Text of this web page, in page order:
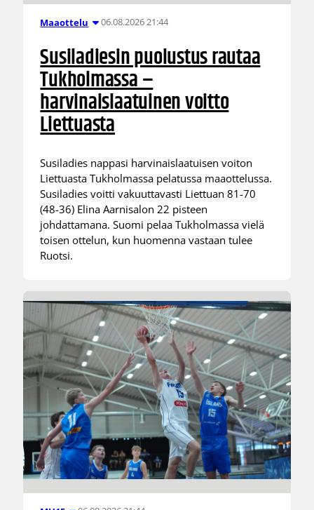
Maaottelu 06.08.2026 21:44
Susiladiesin puolustus rautaa
Tukholmassa –
harvinaislaatuinen voitto
Liettuasta
Susiladies nappasi harvinaislaatuisen voiton
Liettuasta Tukholmassa pelatussa maaottelussa.
Susiladies voitti vakuuttavasti Liettuan 81-70
(48-36) Elina Aarnisalon 22 pisteen
johdattamana. Suomi pelaa Tukholmassa vielä
toisen ottelun, kun huomenna vastaan tulee
Ruotsi.